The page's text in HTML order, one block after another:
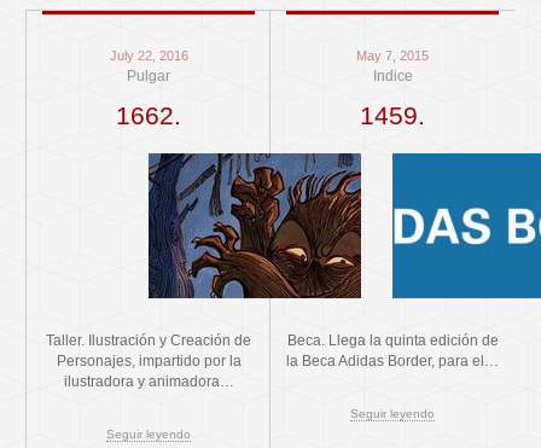
July 22, 2016
Pulgar
1662.
Taller. Ilustración y Creación de
Personajes, impartido por la
ilustradora y animadora…
Seguir leyendo
May 7, 2015
Indice
1459.
Beca. Llega la quinta edición de
la Beca Adidas Border, para el…
Seguir leyendo